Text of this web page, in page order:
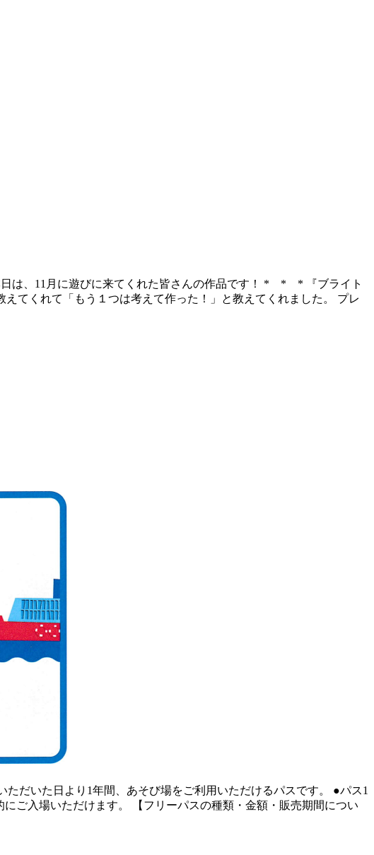
日は、11月に遊びに来てくれた皆さんの作品です！ * * * 『ブライト
てくれて「もう１つは考えて作った！」と教えてくれました。 プレ
だいた日より1年間、あそび場をご利用いただけるパスです。 ●パス1
ご入場いただけます。 【フリーパスの種類・金額・販売期間につい